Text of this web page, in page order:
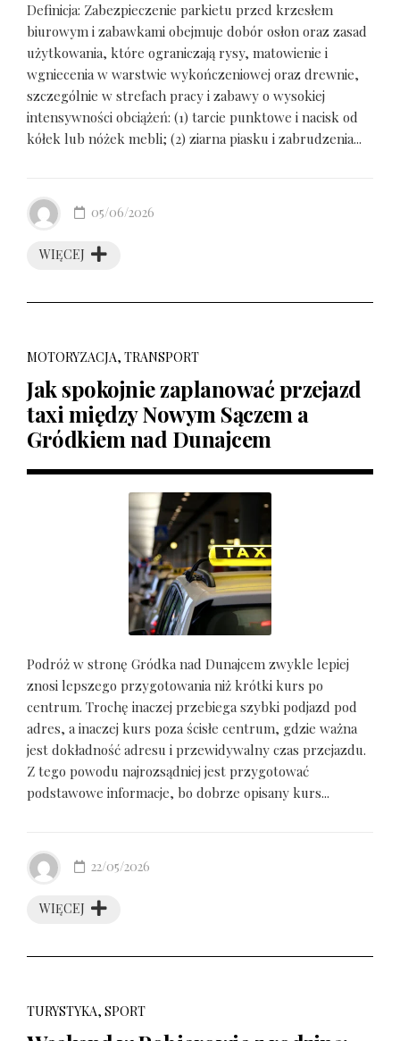
Definicja: Zabezpieczenie parkietu przed krzesłem
biurowym i zabawkami obejmuje dobór osłon oraz zasad
użytkowania, które ograniczają rysy, matowienie i
wgniecenia w warstwie wykończeniowej oraz drewnie,
szczególnie w strefach pracy i zabawy o wysokiej
intensywności obciążeń: (1) tarcie punktowe i nacisk od
kółek lub nóżek mebli; (2) ziarna piasku i zabrudzenia...
WIĘCEJ
05/06/2026
MOTORYZACJA, TRANSPORT
Jak spokojnie zaplanować przejazd
taxi między Nowym Sączem a
Gródkiem nad Dunajcem
Podróż w stronę Gródka nad Dunajcem zwykle lepiej
znosi lepszego przygotowania niż krótki kurs po
centrum. Trochę inaczej przebiega szybki podjazd pod
adres, a inaczej kurs poza ścisłe centrum, gdzie ważna
jest dokładność adresu i przewidywalny czas przejazdu.
Z tego powodu najrozsądniej jest przygotować
podstawowe informacje, bo dobrze opisany kurs...
WIĘCEJ
22/05/2026
TURYSTYKA, SPORT